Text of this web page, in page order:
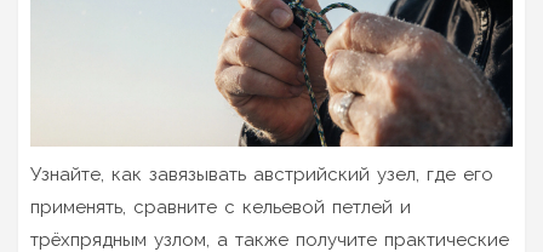
Узнайте, как завязывать австрийский узел, где его
применять, сравните с кельевой петлей и
трёхпрядным узлом, а также получите практические